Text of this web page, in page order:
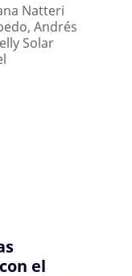
Natteri
Andrés
Solar
el